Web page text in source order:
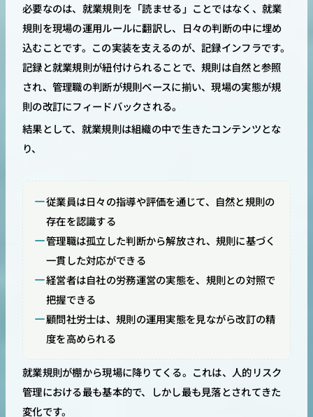
必要なのは、就業規則を「読ませる」ことではなく、就業
規則を現場の運用ルールに翻訳し、日々の判断の中に埋め
込むことです。この実装を支えるのが、記録インフラです。
記録と就業規則が紐付けられることで、規則は自然と参照
され、管理職の判断が規則ベースに揃い、現場の実態が規
則の改訂にフィードバックされる。
結果として、就業規則は組織の中で生きたコンテンツとな
り、
従業員は日々の指導や評価を通じて、自然と規則の
存在を認識する
管理職は孤立した判断から解放され、規則に基づく
一貫した対応ができる
経営者は自社の労務運営の実態を、規則との対照で
把握できる
顧問社労士は、規則の運用実態を見ながら改訂の精
度を高められる
就業規則が棚から現場に降りてくる。これは、人的リスク
管理における最も基本的で、しかし最も見落とされてきた
変化です。